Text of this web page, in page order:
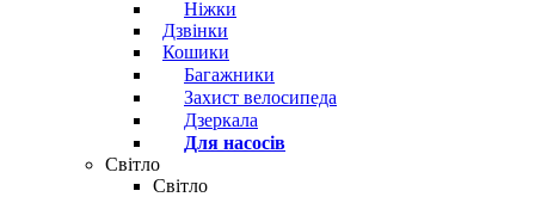
Ніжки
Дзвінки
Кошики
Багажники
Захист велосипеда
Дзеркала
Для насосів
Світло
Світло